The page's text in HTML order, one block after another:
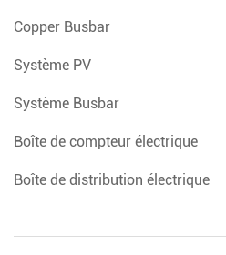
Copper Busbar
Système PV
Système Busbar
Boîte de compteur électrique
Boîte de distribution électrique